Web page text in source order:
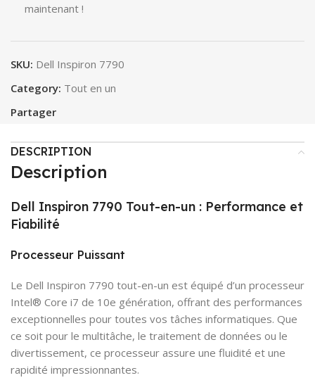
maintenant !
SKU: Dell Inspiron 7790
Category: Tout en un
Partager
DESCRIPTION
Description
Dell Inspiron 7790 Tout-en-un : Performance et
Fiabilité
Processeur Puissant
Le Dell Inspiron 7790 tout-en-un est équipé d’un processeur
Intel® Core i7 de 10e génération, offrant des performances
exceptionnelles pour toutes vos tâches informatiques. Que
ce soit pour le multitâche, le traitement de données ou le
divertissement, ce processeur assure une fluidité et une
rapidité impressionnantes.